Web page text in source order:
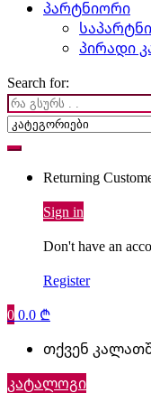
პარტნიორი
პირადი
Search for:
Returning
Sign in
Don't have an
Register
00.0 ₾
თქვენ
კატალოგი